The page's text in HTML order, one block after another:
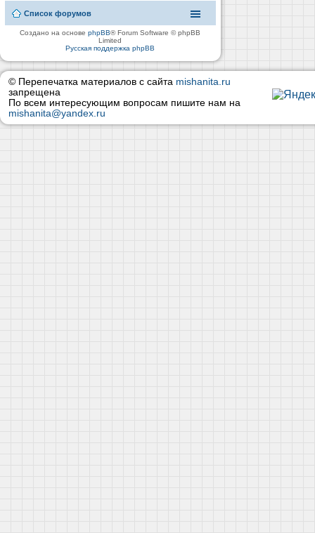
Список форумов
Создано на основеphpBB® Forum Software © phpBB
Limited
Русская поддержка phpBB
© Перепечатка материалов с сайта mishanita.ru
запрещена
По всем интересующим вопросам пишите нам на
mishanita@yandex.ru